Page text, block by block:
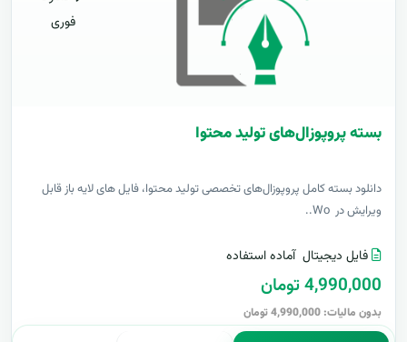
فوری
بسته پروپوزال‌های تولید محتوا
دانلود بسته کامل پروپوزال‌های تخصصی تولید محتوا، فایل های لایه باز قابل
ویرایش در Wo..
فایل دیجیتال آماده استفاده
4,990,000 تومان
بدون مالیات: 4,990,000 تومان